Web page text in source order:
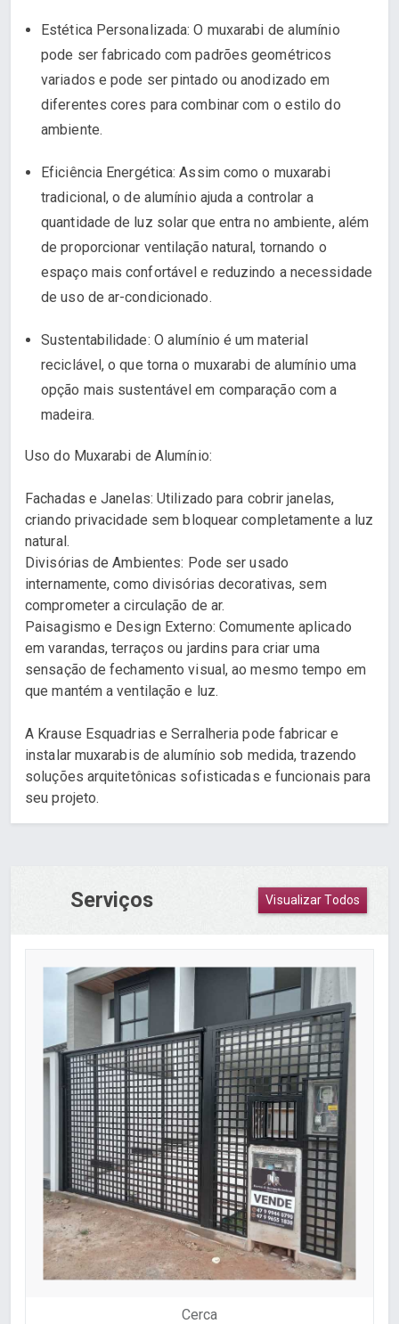
Estética Personalizada: O muxarabi de alumínio
pode ser fabricado com padrões geométricos
variados e pode ser pintado ou anodizado em
diferentes cores para combinar com o estilo do
ambiente.
Eficiência Energética: Assim como o muxarabi
tradicional, o de alumínio ajuda a controlar a
quantidade de luz solar que entra no ambiente, além
de proporcionar ventilação natural, tornando o
espaço mais confortável e reduzindo a necessidade
de uso de ar-condicionado.
Sustentabilidade: O alumínio é um material
reciclável, o que torna o muxarabi de alumínio uma
opção mais sustentável em comparação com a
madeira.
Uso do Muxarabi de Alumínio:
Fachadas e Janelas: Utilizado para cobrir janelas,
criando privacidade sem bloquear completamente a luz
natural.
Divisórias de Ambientes: Pode ser usado
internamente, como divisórias decorativas, sem
comprometer a circulação de ar.
Paisagismo e Design Externo: Comumente aplicado
em varandas, terraços ou jardins para criar uma
sensação de fechamento visual, ao mesmo tempo em
que mantém a ventilação e luz.
A Krause Esquadrias e Serralheria pode fabricar e
instalar muxarabis de alumínio sob medida, trazendo
soluções arquitetônicas sofisticadas e funcionais para
seu projeto.
Serviços Visualizar Todos
Cerca